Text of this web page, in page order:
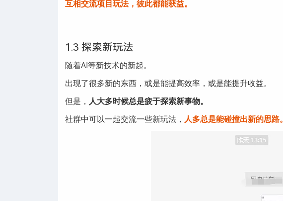
互相交流项目玩法，彼此都能获益。
1.3 探索新玩法
随着AI等新技术的新起。
出现了很多新的东西，或是能提高效率，或是能提升收益。
但是， 人大多时候总是疲于探索新事物。
社群中可以一起交流一些新玩法， 人多总是能碰撞出新的思路。